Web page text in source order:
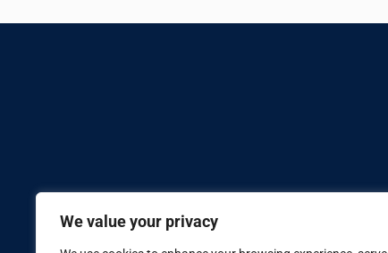
We value your privacy